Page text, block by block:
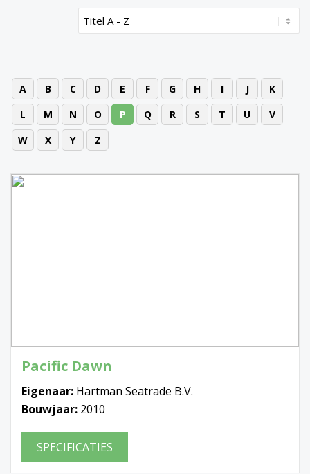
A B C D E F G H I J
K
L
M N O P Q R S T U
V
W
X Y Z
Pacific Dawn
Eigenaar: Hartman Seatrade B.V.
Bouwjaar: 2010
SPECIFICATIES